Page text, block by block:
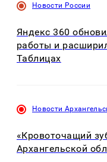
Новости России
Яндекс 360
работы и
Таблицах
Новости
«Кровоточащий
Архангельской